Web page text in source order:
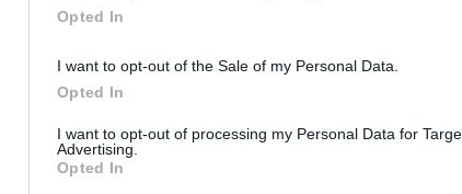
Opted In
I want to opt-out of the Sale of my Personal Data.
Opted In
I want to opt-out of processing my Personal Data for
Advertising.
Opted In
hímeket részesítik előnyben, mert a mélyebb, erőteljesebb
nagy orrú hím tehát nagyobb eséllyel hódíthat el több
cserélt volna a természet vele.